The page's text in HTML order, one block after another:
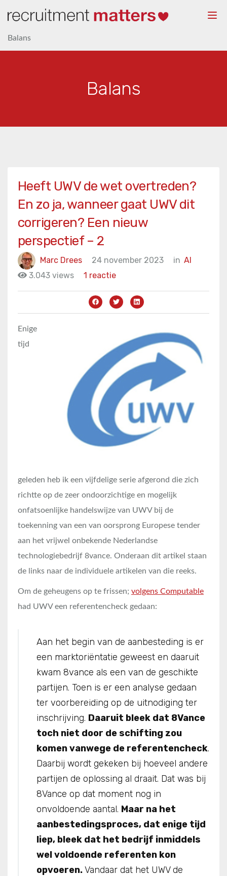
Balans
Balans
Heeft UWV de wet overtreden?
En zo ja, wanneer gaat UWV dit
corrigeren? Een nieuw
perspectief – 2
Marc Drees 24 november 2023 in AI
3.043 views
1 reactie
Enige
tijd
geleden heb ik een vijfdelige serie afgerond die zich
richtte op de zeer ondoorzichtige en mogelijk
onfatsoenlijke handelswijze van UWV bij de
toekenning van een van oorsprong Europese tender
aan het vrijwel onbekende Nederlandse
technologiebedrijf 8vance. Onderaan dit artikel staan
de links naar de individuele artikelen van die reeks.
Om de geheugens op te frissen; volgens Computable
had UWV een referentencheck gedaan:
Aan het begin van de aanbesteding is er
een marktoriëntatie geweest en daaruit
kwam 8vance als een van de geschikte
partijen. Toen is er een analyse gedaan
ter voorbereiding op de uitnodiging ter
inschrijving. Daaruit bleek dat 8Vance
toch niet door de schifting zou
komen vanwege de referentencheck.
Daarbij wordt gekeken bij hoeveel andere
partijen de oplossing al draait. Dat was bij
8Vance op dat moment nog in
onvoldoende aantal. Maar na het
aanbestedingsproces, dat enige tijd
liep, bleek dat het bedrijf inmiddels
wel voldoende referenten kon
opvoeren.Vandaar dat het UWV de